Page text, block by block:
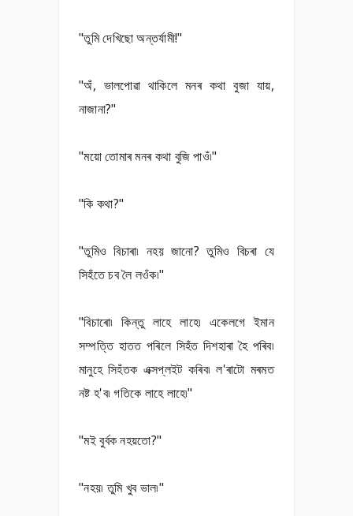
"তুমি দেখিছো অন্তৰ্যামী!"
"অঁ, ভালপোৱা থাকিলে মনৰ কথা বুজা যায়,
নাজানা?"
"ময়ো তোমাৰ মনৰ কথা বুজি পাওঁ৷"
"কি কথা?"
"তুমিও বিচাৰা৷ নহয় জানো? তুমিও বিচৰা যে
সিহঁতে চব লৈ লওঁক৷"
"বিচাৰো৷ কিন্তু লাহে লাহে৷ একেলগে ইমান
সম্পত্তি হাতত পৰিলে সিহঁত দিশহাৰা হৈ পৰিব৷
মানুহে সিহঁতক এক্সপ্লইট কৰিব৷ ল'ৰাটো মৰমত
নষ্ট হ'ব৷ গতিকে লাহে লাহে৷"
"মই বুৰ্বক নহয়তো?"
"নহয়৷ তুমি খুব ভাল৷"